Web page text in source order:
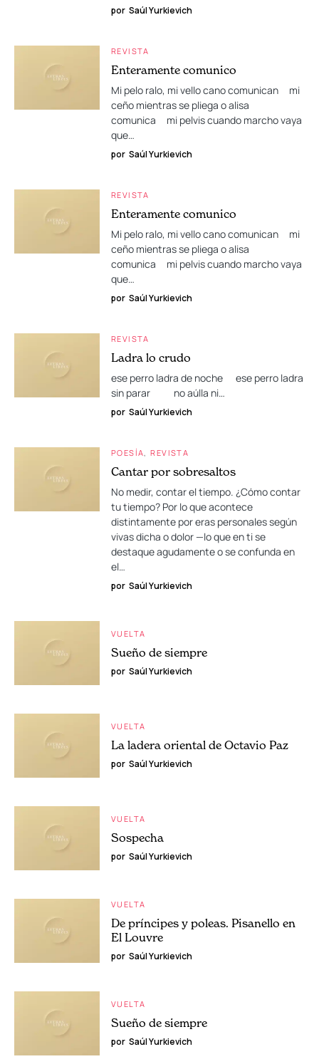
por Saúl Yurkievich
REVISTA
Enteramente comunico
Mi pelo ralo, mi vello cano comunican mi
ceño mientras se pliega o alisa
comunica mi pelvis cuando marcho vaya
que…
por Saúl Yurkievich
REVISTA
Enteramente comunico
Mi pelo ralo, mi vello cano comunican mi
ceño mientras se pliega o alisa
comunica mi pelvis cuando marcho vaya
que…
por Saúl Yurkievich
REVISTA
Ladra lo crudo
ese perro ladra de noche ese perro ladra
sin parar no aúlla ni…
por Saúl Yurkievich
POESÍA REVISTA
Cantar por sobresaltos
No medir, contar el tiempo. ¿Cómo contar
tu tiempo? Por lo que acontece
distintamente por eras personales según
vivas dicha o dolor —lo que en ti se
destaque agudamente o se confunda en
el…
por Saúl Yurkievich
VUELTA
Sueño de siempre
por Saúl Yurkievich
VUELTA
La ladera oriental de Octavio Paz
por Saúl Yurkievich
VUELTA
Sospecha
por Saúl Yurkievich
VUELTA
De príncipes y poleas. Pisanello en
El Louvre
por Saúl Yurkievich
VUELTA
Sueño de siempre
por Saúl Yurkievich